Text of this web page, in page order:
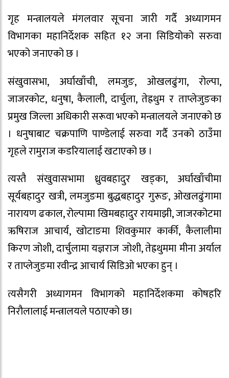
गृह मन्त्रालयले मंगलवार सूचना जारी गर्दै अध्यागमन
विभागका महानिर्देशक सहित १२ जना सिडियोको सरुवा
भएको जनाएको छ ।
संखुवासभा, अर्घाखाँची, लमजुङ, ओखलढुंगा, रोल्पा,
जाजरकोट, धनुषा, कैलाली, दार्चुला, तेह्रथुम र ताप्लेजुङका
प्रमुख जिल्ला अधिकारी सरूवा भएको मन्त्रालयले जनाएको छ
। धनुषाबाट चक्रपाणि पाण्डेलाई सरुवा गर्दै उनको ठाउँमा
गृहले रामुराज कडरियालाई खटाएको छ ।
त्यस्तै संखुवासभामा ध्रुवबहादुर खड्का, अर्घाखाँचीमा
सूर्यबहादुर खत्री, लमजुङमा बुद्धबहादुर गुरूङ, ओखलढुंगामा
नारायण ढकाल, रोल्पामा खिमबहादुर रायमाझी, जाजरकोटमा
ऋषिराज आचार्य, खोटाङमा शिवकुमार कार्की, कैलालीमा
किरण जोशी, दार्चुलामा यज्ञराज जोशी, तेह्रथुममा मीना अर्याल
र ताप्लेजुङमा रवीन्द्र आचार्य सिडिओ भएका हुन् ।
त्यसैगरी अध्यागमन विभागको महानिर्देशकमा कोषहरि
निरौलालाई मन्त्रालयले पठाएको छ।